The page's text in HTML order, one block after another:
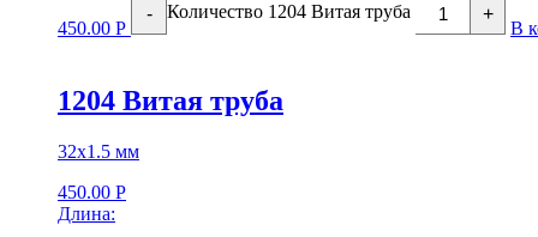
450.00 Р
- Количество 1204 Витая труба +
В
1204 Витая труба
32х1.5 мм
450.00 Р
Длина: